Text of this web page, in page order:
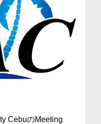
CebuのMeeting